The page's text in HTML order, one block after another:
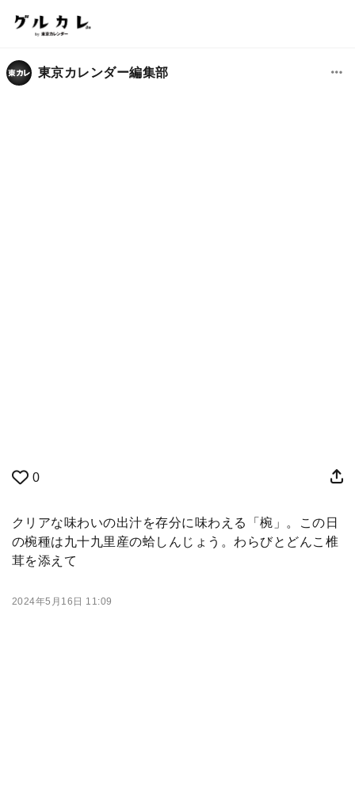
東京カレンダー編集部
0
クリアな味わいの出汁を存分に味わえる「椀」。この日
の椀種は九十九里産の蛤しんじょう。わらびとどんこ椎
茸を添えて
2024年5月16日 11:09